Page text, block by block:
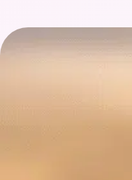
Ver estudio de caso en